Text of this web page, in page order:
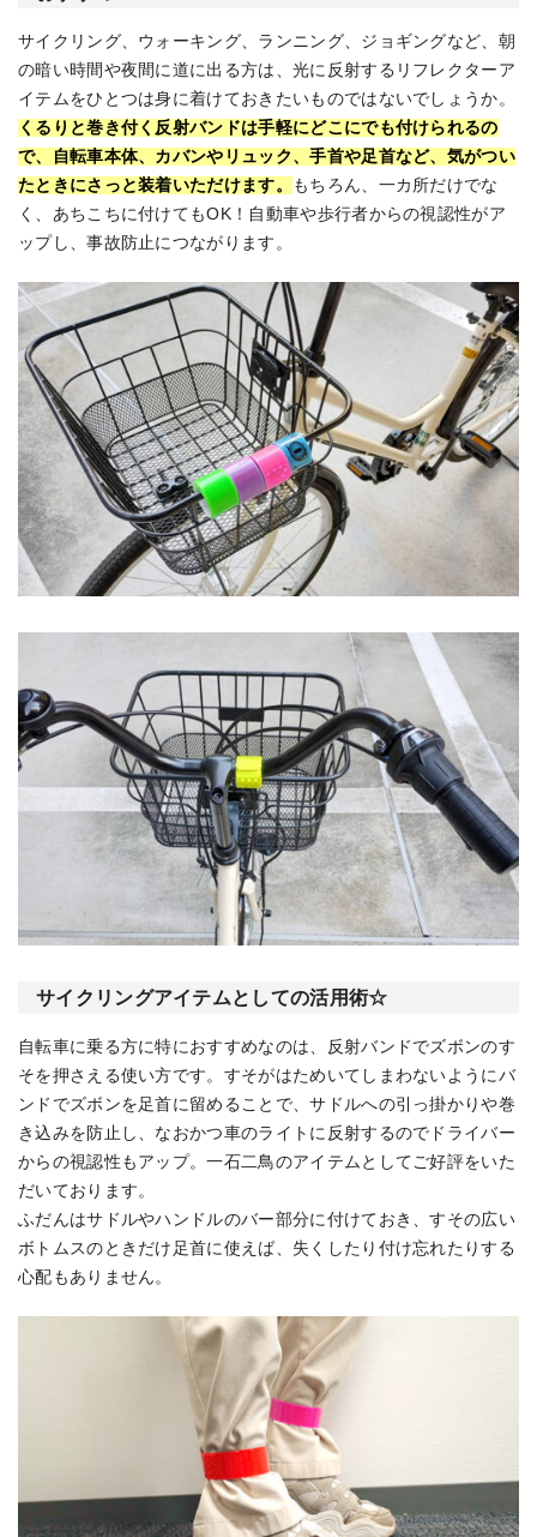
サイクリング、ウォーキング、ランニング、ジョギングなど、朝
の暗い時間や夜間に道に出る方は、光に反射するリフレクターア
イテムをひとつは身に着けておきたいものではないでしょうか。
くるりと巻き付く反射バンドは手軽にどこにでも付けられるの
で、自転車本体、カバンやリュック、手首や足首など、気がつい
たときにさっと装着いただけます。
もちろん、一カ所だけでな
く、あちこちに付けてもOK！自動車や歩行者からの視認性がア
ップし、事故防止につながります。
サイクリングアイテムとしての活用術☆
自転車に乗る方に特におすすめなのは、反射バンドでズボンのす
そを押さえる使い方です。すそがはためいてしまわないようにバ
ンドでズボンを足首に留めることで、サドルへの引っ掛かりや巻
き込みを防止し、なおかつ車のライトに反射するのでドライバー
からの視認性もアップ。一石二鳥のアイテムとしてご好評をいた
だいております。
ふだんはサドルやハンドルのバー部分に付けておき、すその広い
ボトムスのときだけ足首に使えば、失くしたり付け忘れたりする
心配もありません。